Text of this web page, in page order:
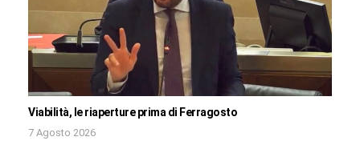
Viabilità, le riaperture prima di Ferragosto
7 Agosto 2026